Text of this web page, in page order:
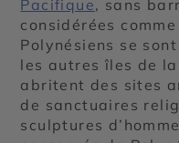
Pacifique, sans
considérées
Polynésiens se
les autres îles de
abritent des sites
de sanctuaires
sculptures